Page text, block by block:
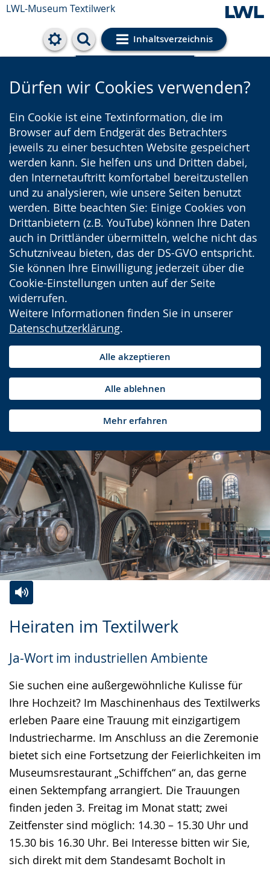
LWL-Museum Textilwerk
Inhaltsverzeichnis
Cookie-Einstellungen
Dürfen wir Cookies verwenden?
Ein Cookie ist eine Textinformation, die im
Browser auf dem Endgerät des Betrachters
jeweils zu einer besuchten Website gespeichert
werden kann. Sie helfen uns und Dritten dabei,
den Internetauftritt komfortabel bereitzustellen
und zu analysieren, wie unsere Seiten benutzt
werden. Bitte beachten Sie: Einige Cookies von
Drittanbietern (z.B. YouTube) können Ihre Daten
auch in Drittländer übermitteln, welche nicht das
Schutzniveau bieten, das der DS-GVO entspricht.
Sie können Ihre Einwilligung jederzeit über die
Cookie-Einstellungen unten auf der Seite
widerrufen.
Weitere Informationen finden Sie in unserer
Datenschutzerklärung.
Alle akzeptieren
Alle ablehnen
Mehr erfahren
Heiraten im Textilwerk
Ja-Wort im industriellen Ambiente
Sie suchen eine außergewöhnliche Kulisse für
Ihre Hochzeit? Im Maschinenhaus des Textilwerks
erleben Paare eine Trauung mit einzigartigem
Industriecharme. Im Anschluss an die Zeremonie
bietet sich eine Fortsetzung der Feierlichkeiten im
Museumsrestaurant „Schiffchen“ an, das gerne
einen Sektempfang arrangiert. Die Trauungen
finden jeden 3. Freitag im Monat statt; zwei
Zeitfenster sind möglich: 14.30 – 15.30 Uhr und
15.30 bis 16.30 Uhr. Bei Interesse bitten wir Sie,
sich direkt mit dem Standesamt Bocholt in
Leichten
wechseln.
Audio-
Video
Deutscher
Gebärdensprache
wird
angezeigt.